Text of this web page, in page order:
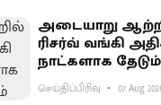
அடையாறு
ரிசர்வ் வங்கி
நாட்களாக
செய்திப்பிரிவு 07 Aug